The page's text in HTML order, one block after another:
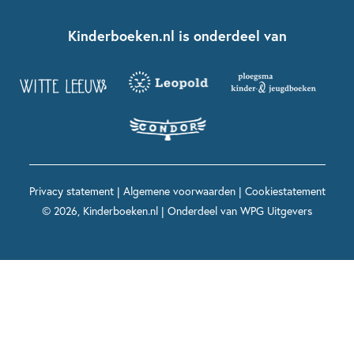
Kinderboeken diversiteit
Grappige kinderboeken
Spannende kinderboeken
Boekentips 12+ jaar
Voor volwassenen
Spekkie en Sproet
Maxi & Helium
Voor het onderwijs
Kinderboeken.nl is onderdeel van
Privacy statement| Algemene voorwaarden| Cookiestatement
© 2026, Kinderboeken.nl | Onderdeel van WPG Uitgevers